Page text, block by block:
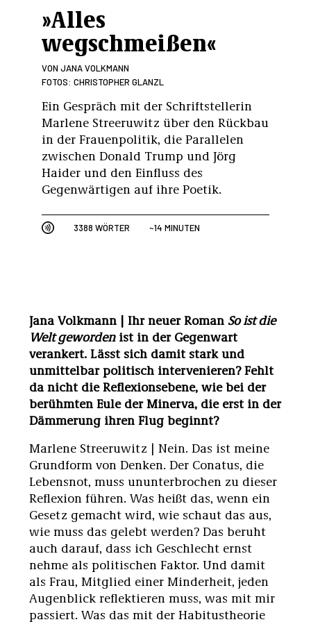
»Alles
wegschmeißen«
VON JANA VOLKMANN
FOTOS: CHRISTOPHER GLANZL
Ein Gespräch mit der Schriftstellerin
Marlene Streeruwitz über den Rückbau
in der Frauenpolitik, die Parallelen
zwischen Donald Trump und Jörg
Haider und den Einfluss des
Gegenwärtigen auf ihre Poetik.
3388 WÖRTER ~14 MINUTEN
Jana Volkmann | Ihr neuer Roman So ist die
Welt gewordenist in der Gegenwart
verankert. Lässt sich damit stark und
unmittelbar politisch intervenieren? Fehlt
da nicht die Reflexionsebene, wie bei der
berühmten Eule der Minerva, die erst in der
Dämmerung ihren Flug beginnt?
Marlene Streeruwitz | Nein. Das ist meine
Grundform von Denken. Der Conatus, die
Lebensnot, muss ununterbrochen zu dieser
Reflexion führen. Was heißt das, wenn ein
Gesetz gemacht wird, wie schaut das aus,
wie muss das gelebt werden? Das beruht
auch darauf, dass ich Geschlecht ernst
nehme als politischen Faktor. Und damit
als Frau, Mitglied einer Minderheit, jeden
Augenblick reflektieren muss, was mit mir
passiert. Was das mit der Habitustheorie